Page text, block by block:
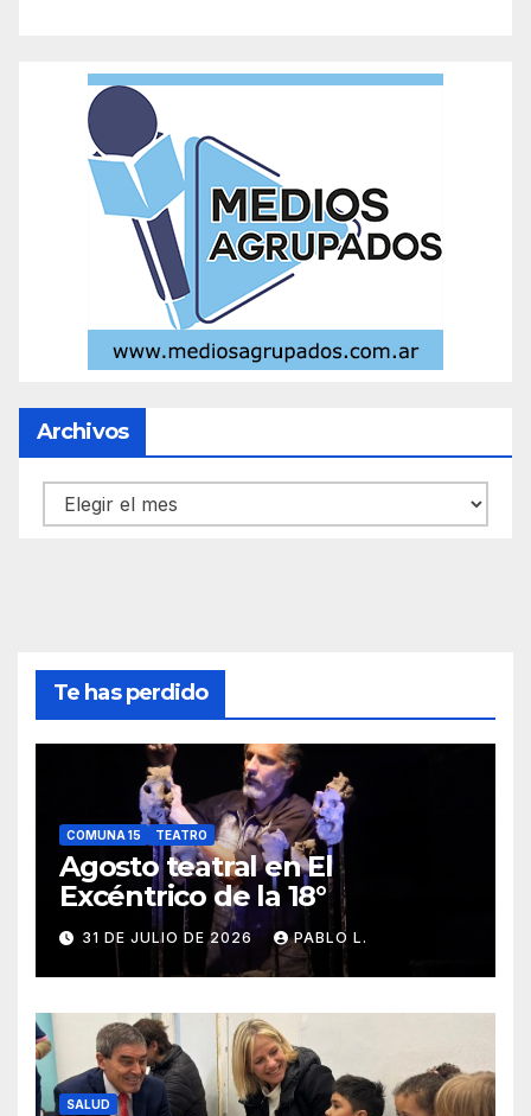
Archivos
Archivos
Te has perdido
COMUNA 15 TEATRO
Agosto teatral en El
Excéntrico de la 18°
31 DE JULIO DE 2026 PABLO L.
SALUD